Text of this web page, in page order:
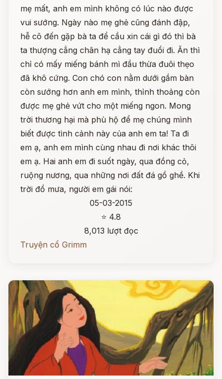
mẹ mất, anh em mình không có lúc nào được
vui sướng. Ngày nào mẹ ghẻ cũng đánh đập,
hễ cô đến gặp bà ta để cầu xin cái gì đó thì bà
ta thượng cẳng chân hạ cẳng tay đuổi đi. Ăn thì
chỉ có mấy miếng bánh mì đầu thừa đuôi thẹo
đã khô cứng. Con chó con nằm dưới gầm bàn
còn sướng hơn anh em mình, thỉnh thoảng còn
được mẹ ghẻ vứt cho một miếng ngon. Mong
trời thương hại mà phù hộ để mẹ chúng mình
biết được tình cảnh này của anh em ta! Ta đi
em ạ, anh em mình cùng nhau đi nơi khác thôi
em ạ. Hai anh em đi suốt ngày, qua đồng cỏ,
ruộng nương, qua những nơi đất đá gồ ghề. Khi
trời đổ mưa, người em gái nói:
05-03-2015
⭐ 4.8
8,013 lượt đọc
Truyện cổ Grimm